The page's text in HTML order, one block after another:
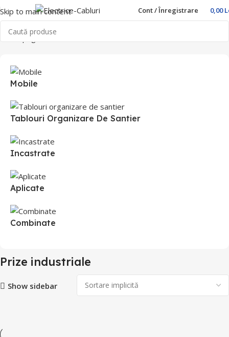
Skip to main content Cont / Înregistrare 0,00
Prima pagină
Mobile
Tablouri Organizare De Santier
Incastrate
Aplicate
Combinate
Prize industriale
Show sidebar